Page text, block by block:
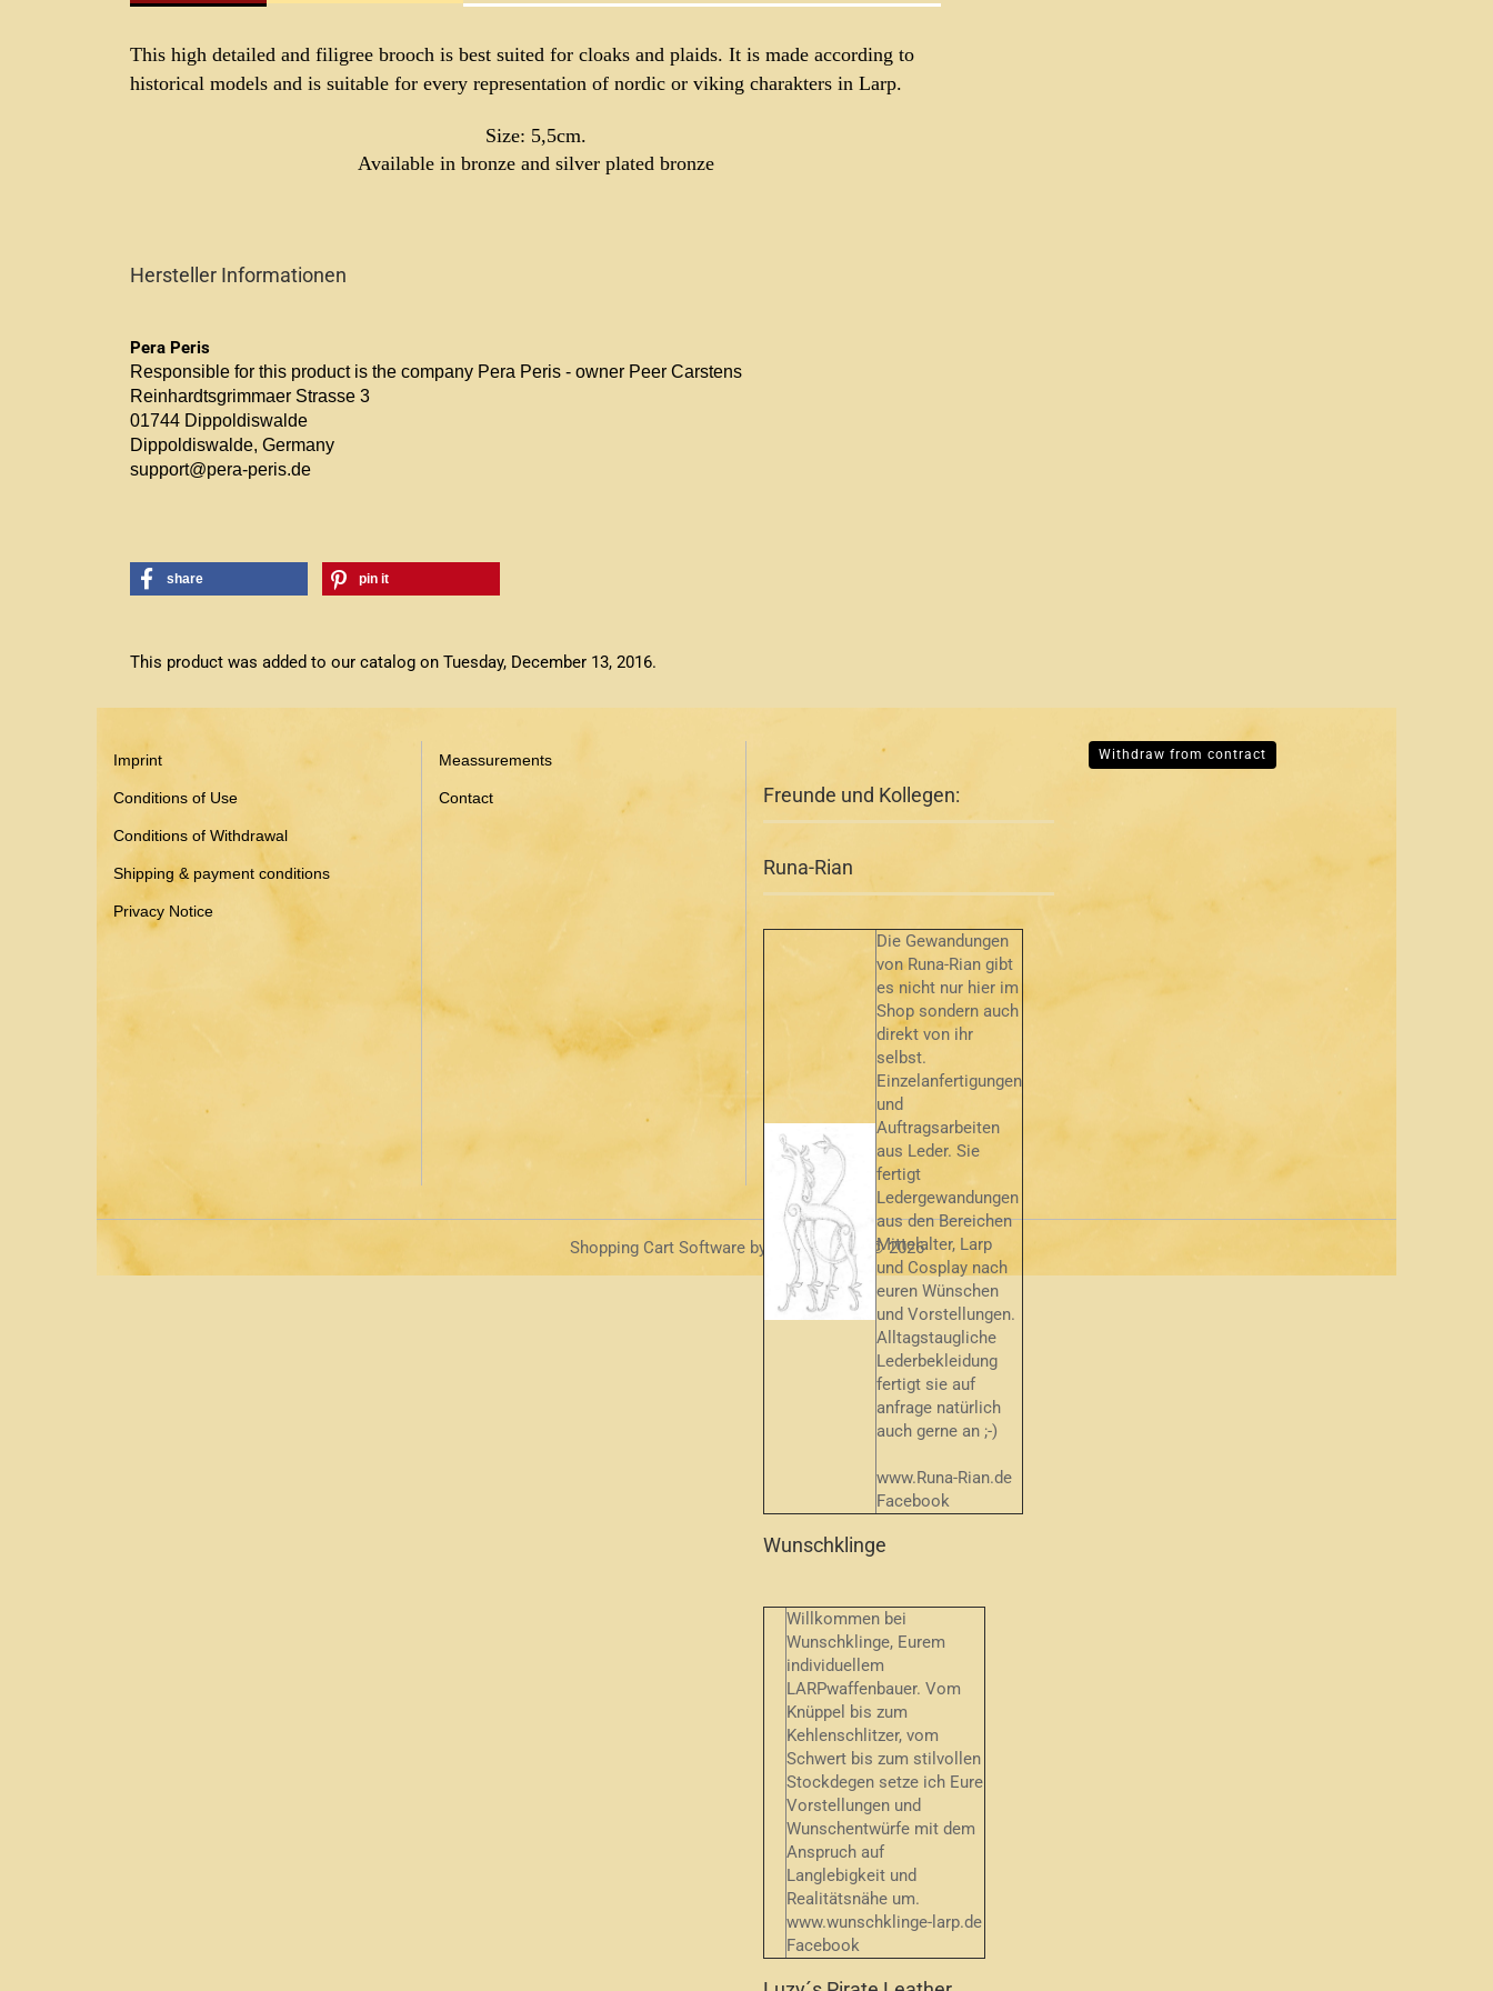
This high detailed and filigree brooch is best suited for cloaks and plaids. It is made according to
historical models and is suitable for every representation of nordic or viking charakters in Larp.
Size: 5,5cm.
Available in bronze and silver plated bronze
Hersteller Informationen
Pera Peris
Responsible for this product is the company Pera Peris - owner Peer Carstens
Reinhardtsgrimmaer Strasse 3
01744 Dippoldiswalde
Dippoldiswalde, Germany
support@pera-peris.de
share pin it
This product was added to our catalog on Tuesday, December 13, 2016.
Imprint
Conditions of Use
Conditions of Withdrawal
Shipping & payment conditions
Privacy Notice
Meassurements
Contact Freunde und Kollegen:
Runa-Rian
Die Gewandungen
von Runa-Rian gibt
es nicht nur hier im
Shop sondern auch
direkt von ihr
selbst.
Einzelanfertigungen
und
Auftragsarbeiten
aus Leder. Sie
fertigt
Ledergewandungen
aus den Bereichen
Mittelalter, Larp
und Cosplay nach
euren Wünschen
und Vorstellungen.
Alltagstaugliche
Lederbekleidung
fertigt sie auf
anfrage natürlich
auch gerne an ;-)
www.Runa-Rian.de
Facebook
Wunschklinge
Willkommen bei
Wunschklinge, Eurem
individuellem
LARPwaffenbauer. Vom
Knüppel bis zum
Kehlenschlitzer, vom
Schwert bis zum stilvollen
Stockdegen setze ich Eure
Vorstellungen und
Wunschentwürfe mit dem
Anspruch auf
Langlebigkeit und
Realitätsnähe um.
www.wunschklinge-larp.de
Facebook
Withdraw from contract
Shopping Cart Softwareby Gambio.com © 2026